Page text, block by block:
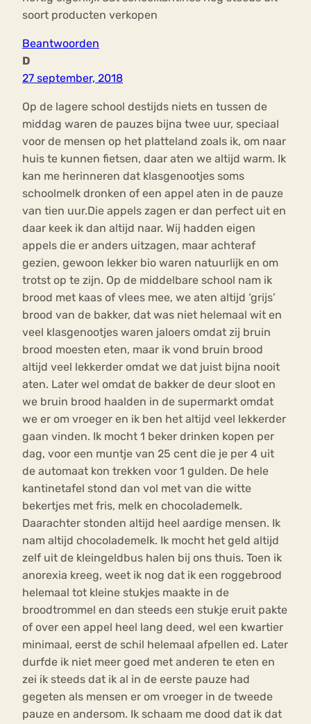
soort producten verkopen
Beantwoorden
D
27 september, 2018
Op de lagere school destijds niets en tussen de
middag waren de pauzes bijna twee uur, speciaal
voor de mensen op het platteland zoals ik, om naar
huis te kunnen fietsen, daar aten we altijd warm. Ik
kan me herinneren dat klasgenootjes soms
schoolmelk dronken of een appel aten in de pauze
van tien uur.Die appels zagen er dan perfect uit en
daar keek ik dan altijd naar. Wij hadden eigen
appels die er anders uitzagen, maar achteraf
gezien, gewoon lekker bio waren natuurlijk en om
trotst op te zijn. Op de middelbare school nam ik
brood met kaas of vlees mee, we aten altijd ‘grijs’
brood van de bakker, dat was niet helemaal wit en
veel klasgenootjes waren jaloers omdat zij bruin
brood moesten eten, maar ik vond bruin brood
altijd veel lekkerder omdat we dat juist bijna nooit
aten. Later wel omdat de bakker de deur sloot en
we bruin brood haalden in de supermarkt omdat
we er om vroeger en ik ben het altijd veel lekkerder
gaan vinden. Ik mocht 1 beker drinken kopen per
dag, voor een muntje van 25 cent die je per 4 uit
de automaat kon trekken voor 1 gulden. De hele
kantinetafel stond dan vol met van die witte
bekertjes met fris, melk en chocolademelk.
Daarachter stonden altijd heel aardige mensen. Ik
nam altijd chocolademelk. Ik mocht het geld altijd
zelf uit de kleingeldbus halen bij ons thuis. Toen ik
anorexia kreeg, weet ik nog dat ik een roggebrood
helemaal tot kleine stukjes maakte in de
broodtrommel en dan steeds een stukje eruit pakte
of over een appel heel lang deed, wel een kwartier
minimaal, eerst de schil helemaal afpellen ed. Later
durfde ik niet meer goed met anderen te eten en
zei ik steeds dat ik al in de eerste pauze had
gegeten als mensen er om vroeger in de tweede
pauze en andersom. Ik schaam me dood dat ik dat